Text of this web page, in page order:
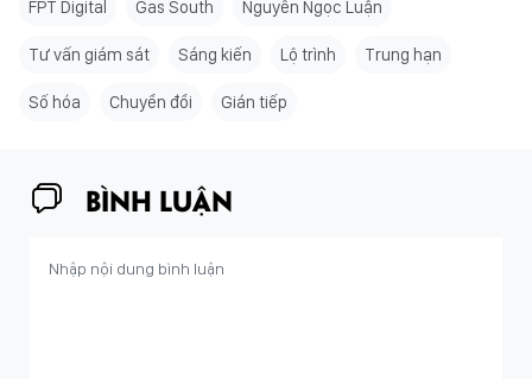
FPT Digital Gas South Nguyễn Ngọc Luận
Tư vấn giám sát Sáng kiến Lộ trình Trung hạn
Số hóa Chuyển đổi Gián tiếp
BÌNH LUẬN